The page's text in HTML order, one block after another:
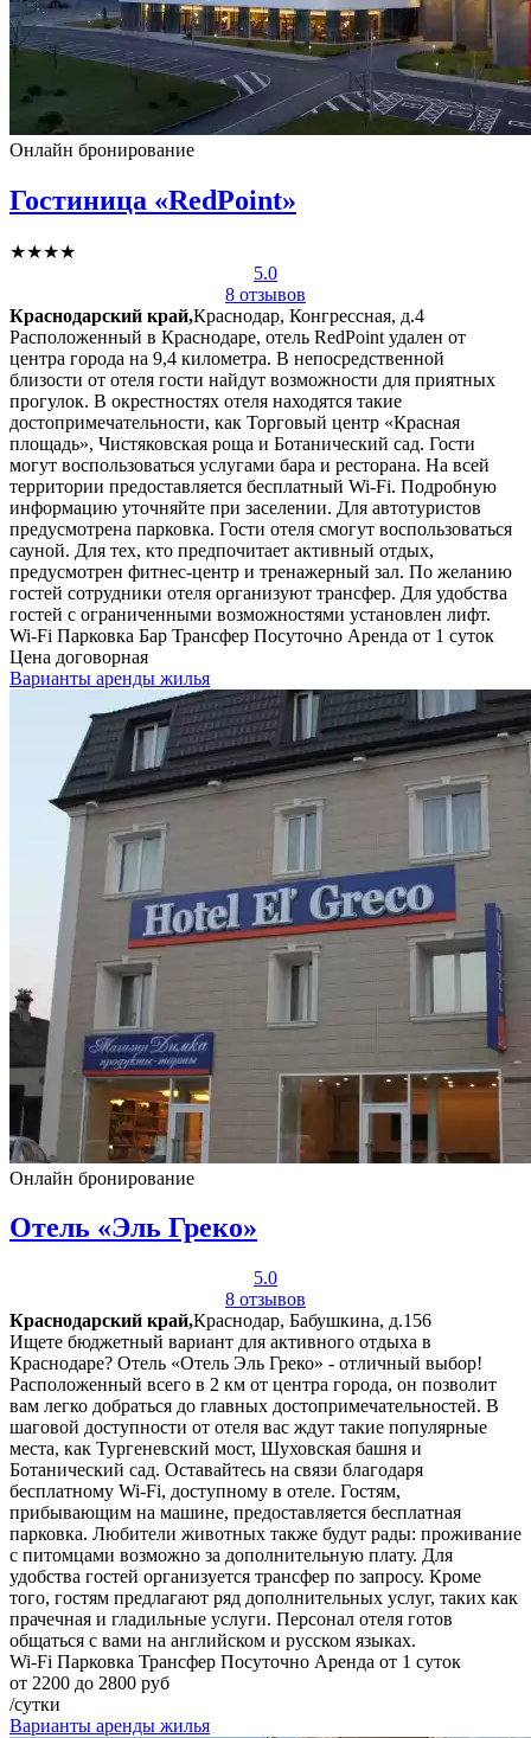
Онлайн бронирование
Гостиница «RedPoint»
★★★★
5.0
8 отзывов
Краснодарский край,Краснодар, Конгрессная, д.4
Расположенный в Краснодаре, отель RedPoint удален от
центра города на 9,4 километра. В непосредственной
близости от отеля гости найдут возможности для приятных
прогулок. В окрестностях отеля находятся такие
достопримечательности, как Торговый центр «Красная
площадь», Чистяковская роща и Ботанический сад. Гости
могут воспользоваться услугами бара и ресторана. На всей
территории предоставляется бесплатный Wi-Fi. Подробную
информацию уточняйте при заселении. Для автотуристов
предусмотрена парковка. Гости отеля смогут воспользоваться
сауной. Для тех, кто предпочитает активный отдых,
предусмотрен фитнес-центр и тренажерный зал. По желанию
гостей сотрудники отеля организуют трансфер. Для удобства
гостей с ограниченными возможностями установлен лифт.
Wi-Fi Парковка Бар Трансфер Посуточно Аренда от 1 суток
Цена договорная
Варианты аренды жилья
Онлайн бронирование
Отель «Эль Греко»
5.0
8 отзывов
Краснодарский край,Краснодар, Бабушкина, д.156
Ищете бюджетный вариант для активного отдыха в
Краснодаре? Отель «Отель Эль Греко» - отличный выбор!
Расположенный всего в 2 км от центра города, он позволит
вам легко добраться до главных достопримечательностей. В
шаговой доступности от отеля вас ждут такие популярные
места, как Тургеневский мост, Шуховская башня и
Ботанический сад. Оставайтесь на связи благодаря
бесплатному Wi-Fi, доступному в отеле. Гостям,
прибывающим на машине, предоставляется бесплатная
парковка. Любители животных также будут рады: проживание
с питомцами возможно за дополнительную плату. Для
удобства гостей организуется трансфер по запросу. Кроме
того, гостям предлагают ряд дополнительных услуг, таких как
прачечная и гладильные услуги. Персонал отеля готов
общаться с вами на английском и русском языках.
Wi-Fi Парковка Трансфер Посуточно Аренда от 1 суток
от 2200 до 2800 руб
/сутки
Варианты аренды жилья